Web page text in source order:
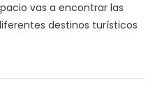
vas a encontrar las
destinos turísticos